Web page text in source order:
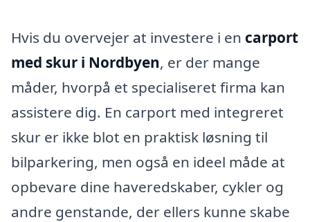
Hvis du overvejer at investere i en carport
med skur i Nordbyen, er der mange
måder, hvorpå et specialiseret firma kan
assistere dig. En carport med integreret
skur er ikke blot en praktisk løsning til
bilparkering, men også en ideel måde at
opbevare dine haveredskaber, cykler og
andre genstande, der ellers kunne skabe